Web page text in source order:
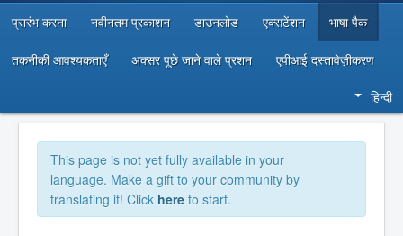
डेवलपर संसाधन
प्रारंभ करना नवीनतम प्रकाशन डाउनलोड एक्सटेंशन भाषा पैक
तकनीकी आवश्यकताएँ अक्सर पूछे जाने वाले प्रशन एपीआई दस्तावेज़ीकरण
हिन्दी
This page is not yet fully available in your
language. Make a gift to your community by
translating it! Click here to start.